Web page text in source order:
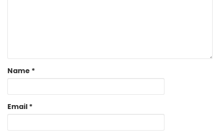
Name *
Email *